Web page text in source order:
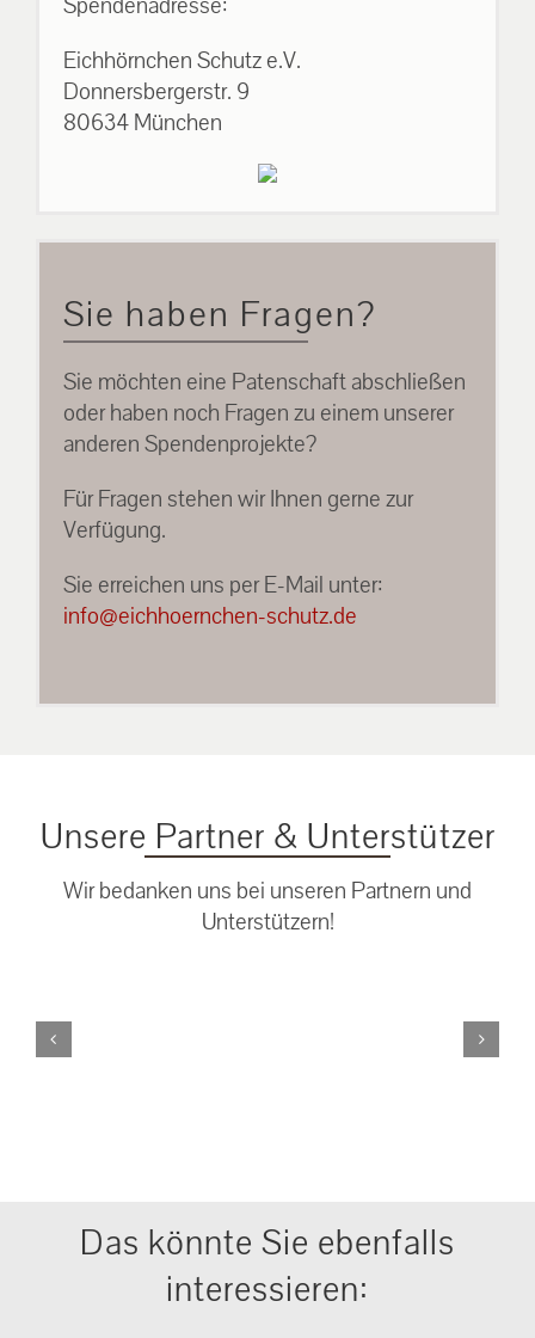
Eichhörnchen Schutz e.V.
Donnersbergerstr. 9
80634 München
Sie haben Fragen?
Sie möchten eine Patenschaft abschließen
oder haben noch Fragen zu einem unserer
anderen Spendenprojekte?
Für Fragen stehen wir Ihnen gerne zur
Verfügung.
Sie erreichen uns per E-Mail unter:
info@eichhoernchen-schutz.de
Unsere Partner & Unterstützer
Wir bedanken uns bei unseren Partnern und
Unterstützern!
Das könnte Sie ebenfalls
interessieren: